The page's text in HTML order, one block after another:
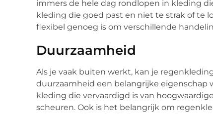
immers de hele dag rondlopen in kleding
kleding die goed past en niet te strak of te
flexibel genoeg is om verschillende
Duurzaamheid
Als je vaak buiten werkt, kan je
duurzaamheid een belangrijke eigenschap
kleding die vervaardigd is van
scheuren. Ook is het belangrijk om